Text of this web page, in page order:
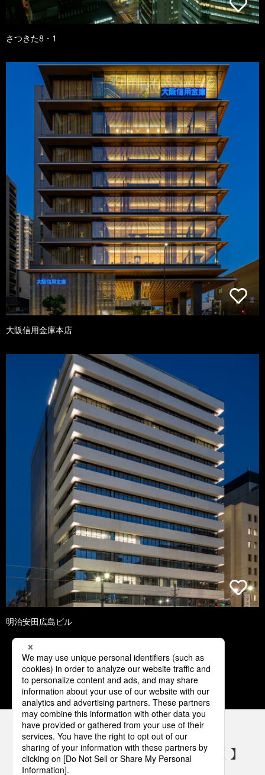
さつきた8・1
大阪信用金庫本店
明治安田広島ビル
1 2 3 4 5
パナソニックの電気設備 SNSアカウント